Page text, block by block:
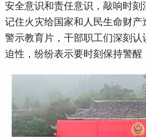
安全意识和责任意识，敲响时
记住火灾给国家和人民生命财
警示教育片，干部职工们深刻
迫性，纷纷表示要时刻保持警醒